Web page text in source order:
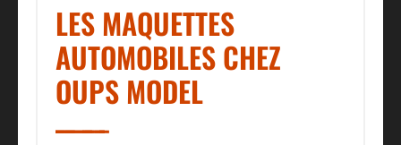
LES MAQUETTES
AUTOMOBILES CHEZ
OUPS MODEL